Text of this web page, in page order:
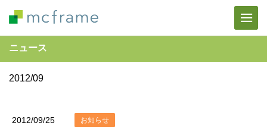
ニュース
2012/09
2012/09/25 お知らせ